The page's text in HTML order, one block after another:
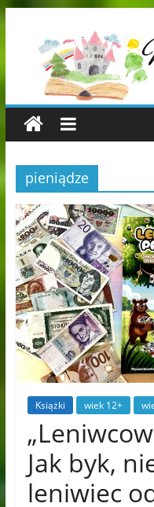
pieniądze
Książki wiek 12+
Jak byk,
leniwiec